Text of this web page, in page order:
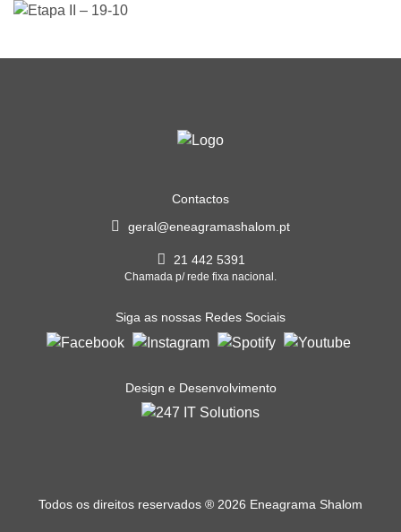
Contactos
geral@eneagramashalom.pt
21 442 5391
Chamada p/ rede fixa nacional.
Siga as nossas Redes Sociais
Design e Desenvolvimento
Todos os direitos reservados ® 2026 Eneagrama Shalom